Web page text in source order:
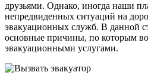
друзьями. Однако, иногда наши
непредвиденных ситуаций на
эвакуационных служб. В данной
основные причины, по которым
эвакуационными услугами.